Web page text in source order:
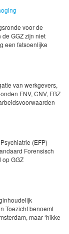
voor de
GGZ zijn niet
een fatsoenlijke
van werkgevers,
FNV, CNV, FBZ
(EFP)
Forensisch
GGZ
Toezicht benoemt
maar ‘hikke